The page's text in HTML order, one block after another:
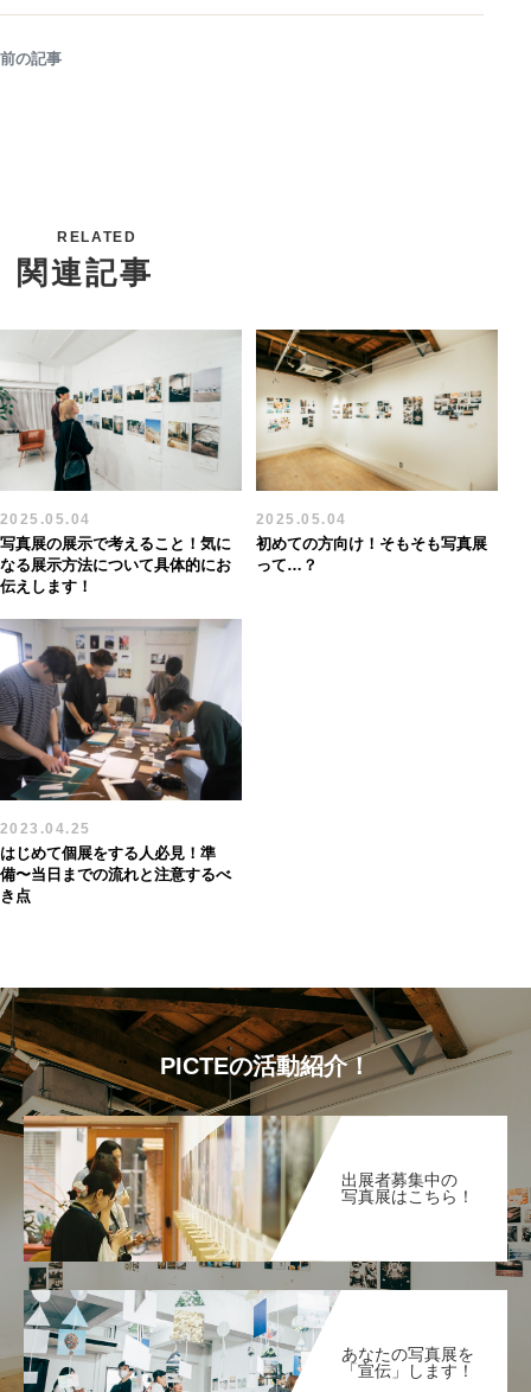
前の記事
RELATED
関連記事
2025.05.04
写真展の展示で考えること！気に
なる展示方法について具体的にお
伝えします！
2025.05.04
初めての方向け！そもそも写真展
って…？
2023.04.25
はじめて個展をする人必見！準
備〜当日までの流れと注意するべ
き点
PICTEの活動紹介！
出展者募集中の
写真展はこちら！
あなたの写真展を
「宣伝」します！